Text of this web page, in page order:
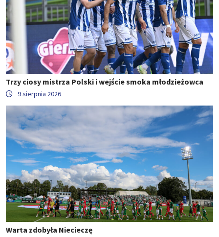
Trzy ciosy mistrza Polski i wejście smoka młodzieżowca
9 sierpnia 2026
Warta zdobyła Niecieczę